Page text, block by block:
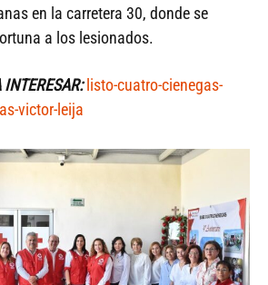
en la carretera 30, donde se
a los lesionados.
INTERESAR: listo-cuatro-cienegas-
victor-leija